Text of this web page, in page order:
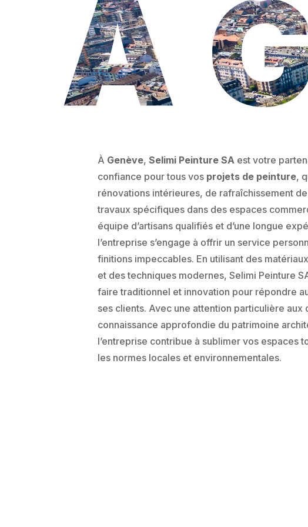
À
À Genève, Selimi Peinture SA est votre
confiance pour tous vos projets de peinture,
rénovations intérieures, de rafraîchissement
travaux spécifiques dans des espaces
équipe d’artisans qualifiés et d’une longue
l’entreprise s’engage à offrir un service
finitions impeccables. En utilisant des
et des techniques modernes, Selimi Peinture
faire traditionnel et innovation pour répondre
ses clients. Avec une attention particulière aux
connaissance approfondie du patrimoine
l’entreprise contribue à sublimer vos espaces
les normes locales et environnementales.